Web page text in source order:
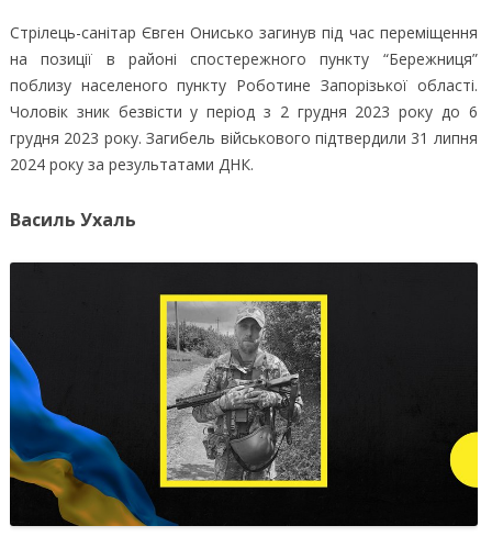
Стрілець-санітар Євген Онисько загинув під час переміщення
на позиції в районі спостережного пункту “Бережниця”
поблизу населеного пункту Роботине Запорізької області.
Чоловік зник безвісти у період з 2 грудня 2023 року до 6
грудня 2023 року. Загибель військового підтвердили 31 липня
2024 року за результатами ДНК.
Василь Ухаль